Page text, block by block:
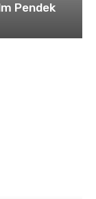
Pendek